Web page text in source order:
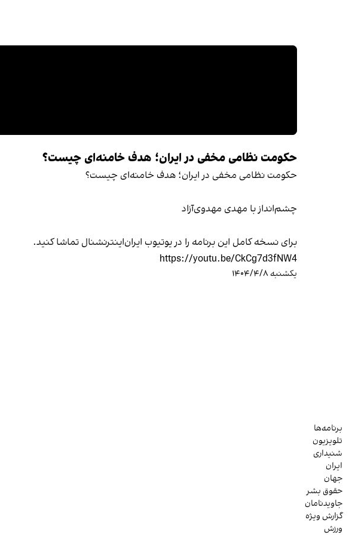
حکومت نظامی مخفی در ایران؛ هدف خامنه‌ای چیست؟
حکومت نظامی مخفی در ایران؛ هدف خامنه‌ای چیست؟
چشم‌انداز با مهدی مهدوی‌آزاد
برای نسخه کامل این برنامه را در یوتیوب ایران‌اینترنشنال تماشا کنید.
https://youtu.be/CkCg7d3fNW4
یکشنبه ۱۴۰۴/۴/۸
برنامه‌ها
تلویزیون
شنیداری
ایران
جهان
حقوق بشر
جاویدنامان
گزارش ویژه
ورزش